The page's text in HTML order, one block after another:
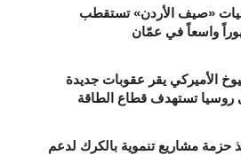
«صيف الأردن» تستقطب
واسعاً في عمّان
الأميركي يقر عقوبات جديدة
روسيا تستهدف قطاع الطاقة
حزمة مشاريع تنموية بالكرك لدعم